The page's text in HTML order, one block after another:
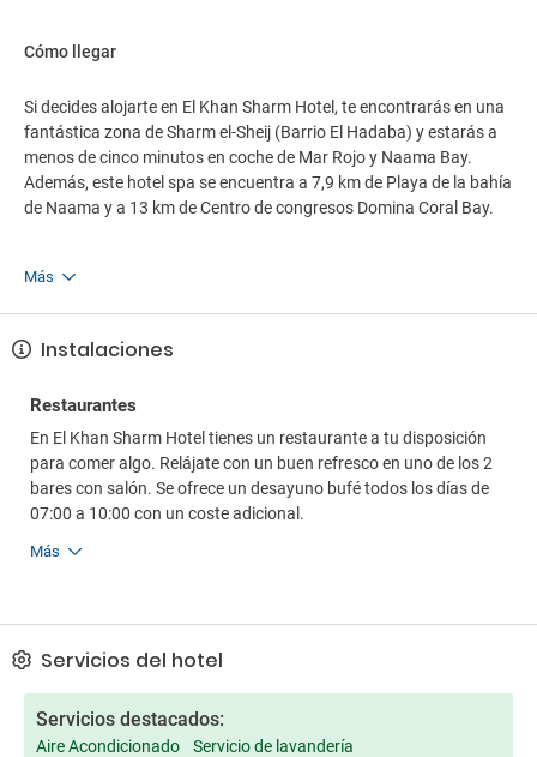
Cómo llegar
Si decides alojarte en El Khan Sharm Hotel, te encontrarás en una
fantástica zona de Sharm el-Sheij (Barrio El Hadaba) y estarás a
menos de cinco minutos en coche de Mar Rojo y Naama Bay.
Además, este hotel spa se encuentra a 7,9 km de Playa de la bahía
de Naama y a 13 km de Centro de congresos Domina Coral Bay.
Más
Instalaciones
Restaurantes
En El Khan Sharm Hotel tienes un restaurante a tu disposición
para comer algo. Relájate con un buen refresco en uno de los 2
bares con salón. Se ofrece un desayuno bufé todos los días de
07:00 a 10:00 con un coste adicional.
Más
Servicios del hotel
Servicios destacados:
Aire Acondicionado
Servicio de lavandería